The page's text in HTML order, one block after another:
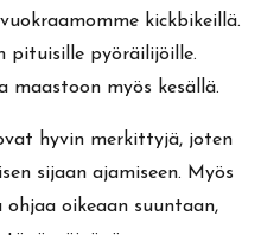
kickbikeillä.
pituisille pyöräilijöille.
maastoon myös kesällä.
hyvin merkittyjä, joten
sijaan ajamiseen. Myös
oikeaan suuntaan,